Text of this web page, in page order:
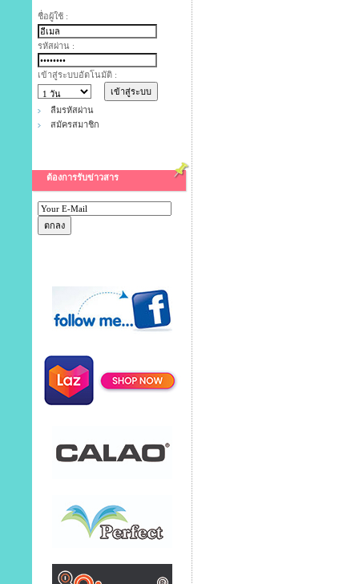
ชื่อผู้ใช้ :
รหัสผ่าน :
เข้าสู่ระบบอัตโนมัติ :
ลืมรหัสผ่าน
สมัครสมาชิก
ต้องการรับข่าวสาร